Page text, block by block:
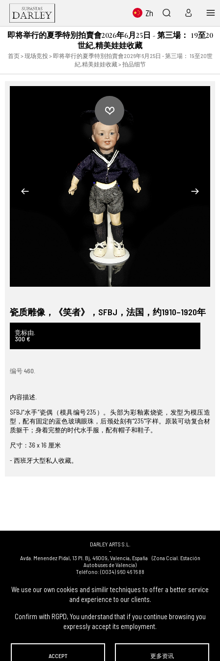
We use our own cookies and similir techniques to offer a better service
and experience to our clients.
Confirm with RGPD, You understand that if you continue browsing you
expressly accept its employment.
ACCEPT 更多资讯
Zh
即将举行的夏季特別拍賣會2026年6月25日 - 第三場： 19至20
世紀,精美娃娃收藏
首页> 现场竞投 > 即将举行的夏季特別拍賣會2026年6月25日 - 第三場： 19至20世
紀,精美娃娃收藏> 拍品细节
瓷质雕像，《笑者》，SFBJ，法国，约1910–1920年
竞标由.
300 €
编号 460.
内容描述.
SFBJ“水手”瓷偶（模具编号235）。头部为彩釉素烧瓷，发型为模压造
型，配有固定的蓝色玻璃眼珠，后颈处刻有“235”字样。原装可动复合材
质躯干；身着完整的时代水手服，配有帽子和鞋子。
尺寸：36 x 16 厘米
- 西班牙大型私人收藏。
DARLEY ARTS S.L.
-
Avda. Menendez Pidal, 13 Pl. Bj, 46009, Valencia, España (Zona Ccial. Estación
Autobuses de Valencia)
Teléfono:(0034) 960 46 16 88
(0034) 963 40 48 21
-
(0034) 669 53 68 89 (solo WhatsApp)
info@subastasdarley.com